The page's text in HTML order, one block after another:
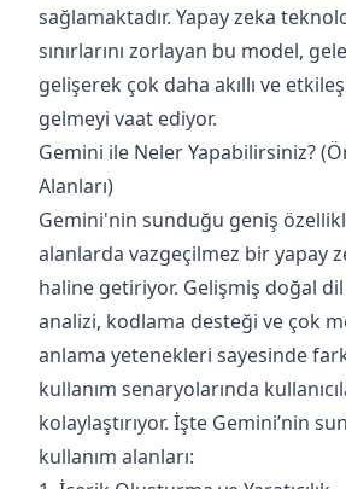
sağlamaktadır. Yapay zeka
sınırlarını zorlayan bu model,
gelişerek çok daha akıllı ve
gelmeyi vaat ediyor.
Gemini ile Neler Yapabilirsiniz?
Alanları)
Gemini'nin sunduğu geniş
alanlarda vazgeçilmez bir yapay
haline getiriyor. Gelişmiş doğal
analizi, kodlama desteği ve çok
anlama yetenekleri sayesinde
kullanım senaryolarında
kolaylaştırıyor. İşte Gemini’nin
kullanım alanları: